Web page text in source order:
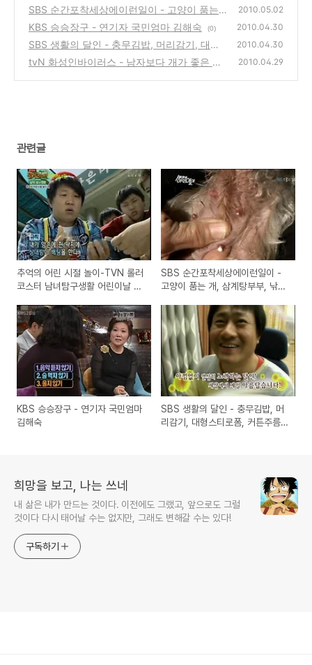
탐구생활 어린이날 특집 방송
SBS 순간포착세상에이런일이 - 고양이 품는
개, 삼계탕부부, 낚시의 달인, 사랑과 영혼
(2)
2010.05.02
KBS 승승장구 - 연기자 국민엄마 김해숙 (0) 2010.04.30
SBS 생활의 달인 - 충무김밥, 머리감기, 대형
스티로폼, 커튼주름의 달인
(0)
2010.04.30
tvN 화성인바이러스 - 남자보다 개가 좋은 미
2010.04.29
관련글
추억의 어린 시절 놀이-TVN 롤러
코스터 남녀탐구생활 어린이날 특
SBS 순간포착세상에이런일이 -
고양이 품는 개, 삼계탕부부, 낚시
KBS 승승장구 - 연기자 국민엄마
김해숙
SBS 생활의 달인 - 충무김밥, 머
리감기, 대형스티로폼, 커튼주름
희망을 보고, 나는 쓰네
내 삶은 내가 만드는 것이다. 이전에도 그랬고, 앞으로도 그럴
것이다 다시 태어날 수는 없지만, 그래도 변해갈 수는 있다!
구독하기